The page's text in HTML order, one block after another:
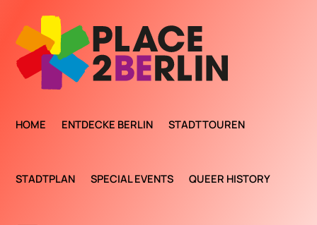
HOME ENTDECKE BERLIN STADTTOUREN
STADTPLAN SPECIAL EVENTS QUEER HISTORY